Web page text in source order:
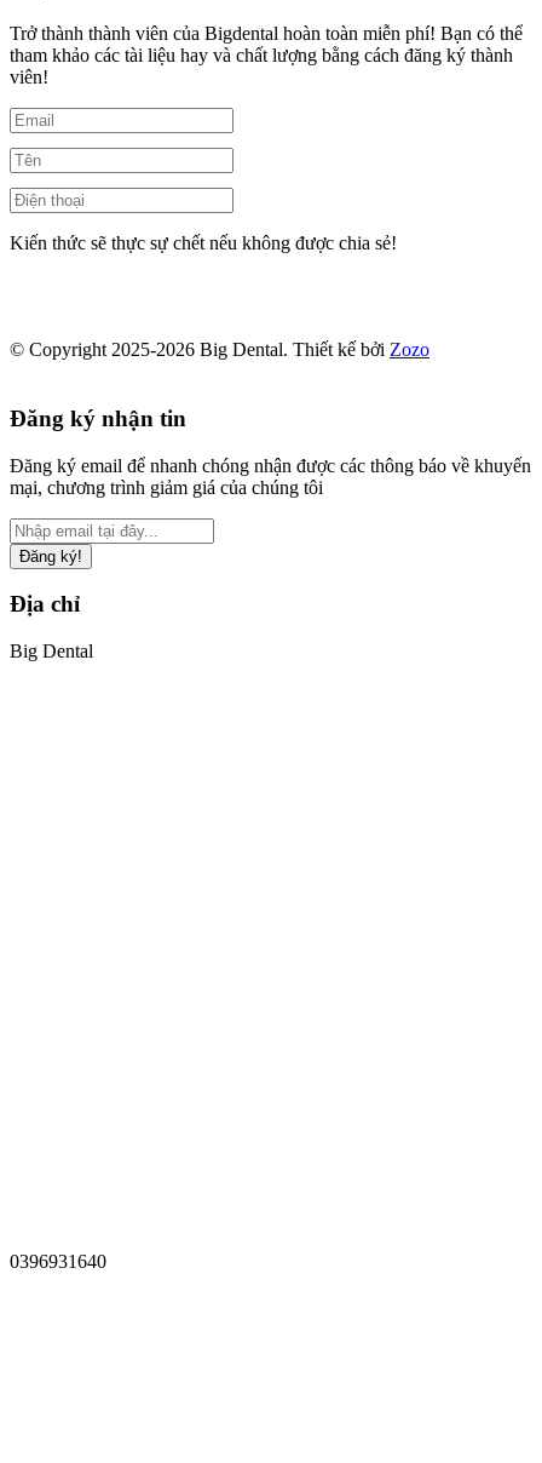
Trở thành thành viên của Bigdental hoàn toàn miễn phí! Bạn có thể
tham khảo các tài liệu hay và chất lượng bằng cách đăng ký thành
viên!
Kiến thức sẽ thực sự chết nếu không được chia sẻ!
© Copyright 2025-2026 Big Dental. Thiết kế bởi Zozo
Đăng ký nhận tin
Đăng ký email để nhanh chóng nhận được các thông báo về khuyến
mại, chương trình giảm giá của chúng tôi
Đăng ký!
Địa chỉ
Big Dental
0396931640